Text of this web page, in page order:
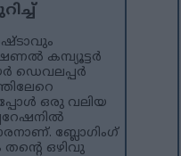
കമ്പ്യൂട്ടർ
ഡെവലപ്പർ
ഒരു വലിയ
ബ്ലോഗിംഗ്
തന്റെ ഒഴിവു